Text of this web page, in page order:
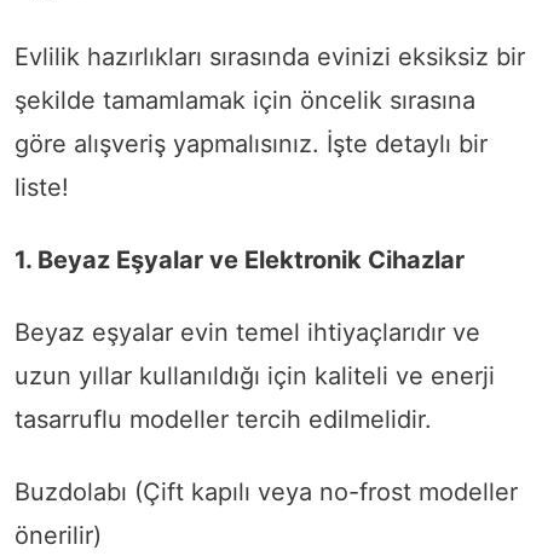
Evlilik hazırlıkları sırasında evinizi eksiksiz bir
şekilde tamamlamak için öncelik sırasına
göre alışveriş yapmalısınız. İşte detaylı bir
liste!
1. Beyaz Eşyalar ve Elektronik Cihazlar
Beyaz eşyalar evin temel ihtiyaçlarıdır ve
uzun yıllar kullanıldığı için kaliteli ve enerji
tasarruflu modeller tercih edilmelidir.
Buzdolabı (Çift kapılı veya no-frost modeller
önerilir)